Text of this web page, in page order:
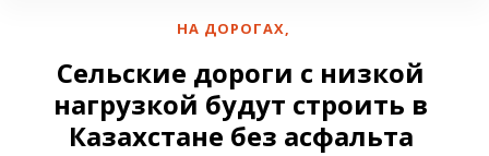
НА ДОРОГАХ,
Сельские дороги с низкой
нагрузкой будут строить в
Казахстане без асфальта